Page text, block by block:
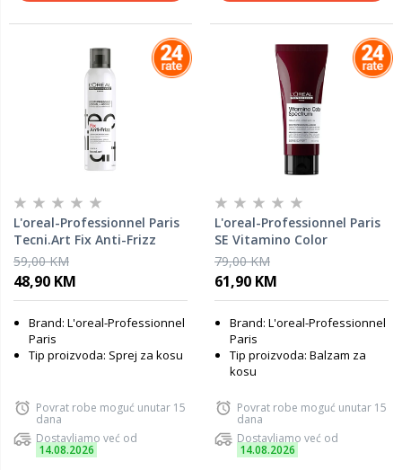
L'oreal-Professionnel Paris
Tecni.Art Fix Anti-Frizz
sprej za kosu LP162822, 250
ml
59,00 KM
48,90 KM
Brand: L'oreal-Professionnel
Paris
Tip proizvoda: Sprej za kosu
Povrat robe moguć unutar 15
dana
Dostavljamo već od
14.08.2026
L'oreal-Professionnel Paris
SE Vitamino Color
Spectrum balzam za
obojenu kosu LP726902, 200
ml
79,00 KM
61,90 KM
Brand: L'oreal-Professionnel
Paris
Tip proizvoda: Balzam za
kosu
Povrat robe moguć unutar 15
dana
Dostavljamo već od
14.08.2026